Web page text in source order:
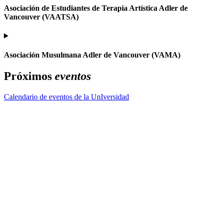
Asociación de Estudiantes de Terapia Artística Adler de
Vancouver (VAATSA)
Asociación Musulmana Adler de Vancouver (VAMA)
Próximos eventos
Calendario de eventos de la UnIversidad